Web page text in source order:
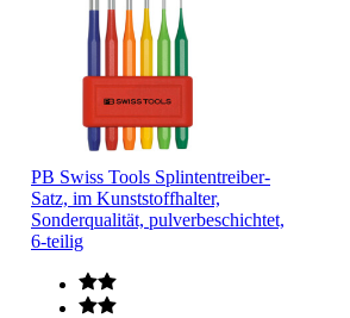
PB Swiss Tools Splintentreiber-
Satz, im Kunststoffhalter,
Sonderqualität, pulverbeschichtet,
6-teilig